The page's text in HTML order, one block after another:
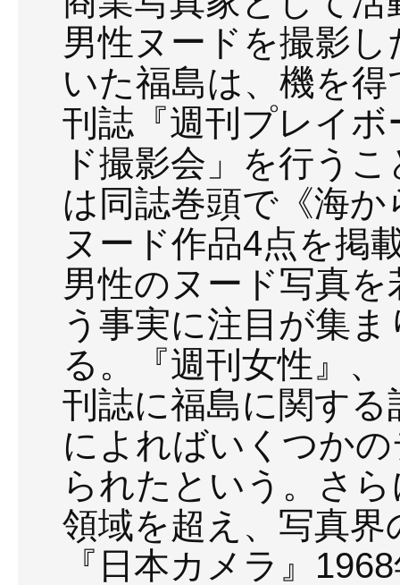
男性ヌードを撮影
いた福島は、機を
刊誌『週刊プレイ
ド撮影会」を行う
は同誌巻頭で《海
ヌード作品4点を掲
男性のヌード写真
う事実に注目が集
る。『週刊女性』
刊誌に福島に関す
によればいくつか
られたという。さ
領域を超え、写真
『日本カメラ』